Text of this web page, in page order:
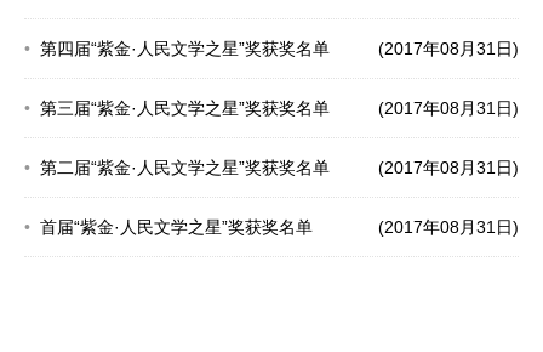
(2017年08月31日)
第四届“紫金·人民文学之星”奖获奖名单
(2017年08月31日)
第三届“紫金·人民文学之星”奖获奖名单
(2017年08月31日)
第二届“紫金·人民文学之星”奖获奖名单
(2017年08月31日)
首届“紫金·人民文学之星”奖获奖名单